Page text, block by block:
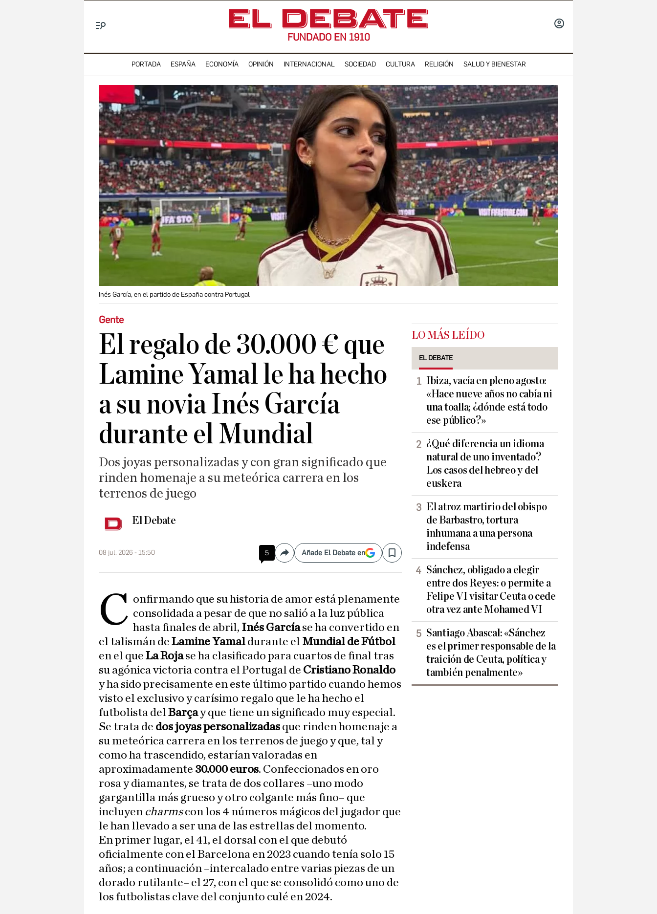
FUNDADO EN 1910
PORTADA ESPAÑA ECONOMÍA OPINIÓN INTERNACIONAL SOCIEDAD CULTURA RELIGIÓN SALUD Y BIENESTAR
Inés García, en el partido de España contra Portugal
Gente
El regalo de 30.000 € que
Lamine Yamal le ha hecho
a su novia Inés García
durante el Mundial
Dos joyas personalizadas y con gran significado que
rinden homenaje a su meteórica carrera en los
terrenos de juego
El Debate
08 jul. 2026 - 15:50 5 CompartirAñade El Debate en Save
C onfirmando que su historia de amor está plenamente
consolidada a pesar de que no salió a la luz pública
hasta finales de abril, Inés Garcíase ha convertido en
el talismán de Lamine Yamal durante el Mundial de Fútbol
en el que La Rojase ha clasificado para cuartos de final tras
su agónica victoria contra el Portugal de Cristiano Ronaldo
y ha sido precisamente en este último partido cuando hemos
visto el exclusivo y carísimo regalo que le ha hecho el
futbolista del Barçay que tiene un significado muy especial.
Se trata de dos joyas personalizadas que rinden homenaje a
su meteórica carrera en los terrenos de juego y que, tal y
como ha trascendido, estarían valoradas en
aproximadamente 30.000 euros. Confeccionados en oro
rosa y diamantes, se trata de dos collares –uno modo
gargantilla más grueso y otro colgante más fino– que
incluyen charmscon los 4 números mágicos del jugador que
le han llevado a ser una de las estrellas del momento.
En primer lugar, el 41, el dorsal con el que debutó
oficialmente con el Barcelona en 2023 cuando tenía solo 15
años; a continuación –intercalado entre varias piezas de un
dorado rutilante– el 27, con el que se consolidó como uno de
los futbolistas clave del conjunto culé en 2024.
LO MÁS LEÍDO
EL DEBATE
Ibiza, vacía en pleno agosto:
«Hace nueve años no cabía ni
una toalla; ¿dónde está todo
ese público?»
¿Qué diferencia un idioma
natural de uno inventado?
Los casos del hebreo y del
euskera
El atroz martirio del obispo
de Barbastro, tortura
inhumana a una persona
indefensa
Sánchez, obligado a elegir
entre dos Reyes: o permite a
Felipe VI visitar Ceuta o cede
otra vez ante Mohamed VI
Santiago Abascal: «Sánchez
es el primer responsable de la
traición de Ceuta, política y
también penalmente»